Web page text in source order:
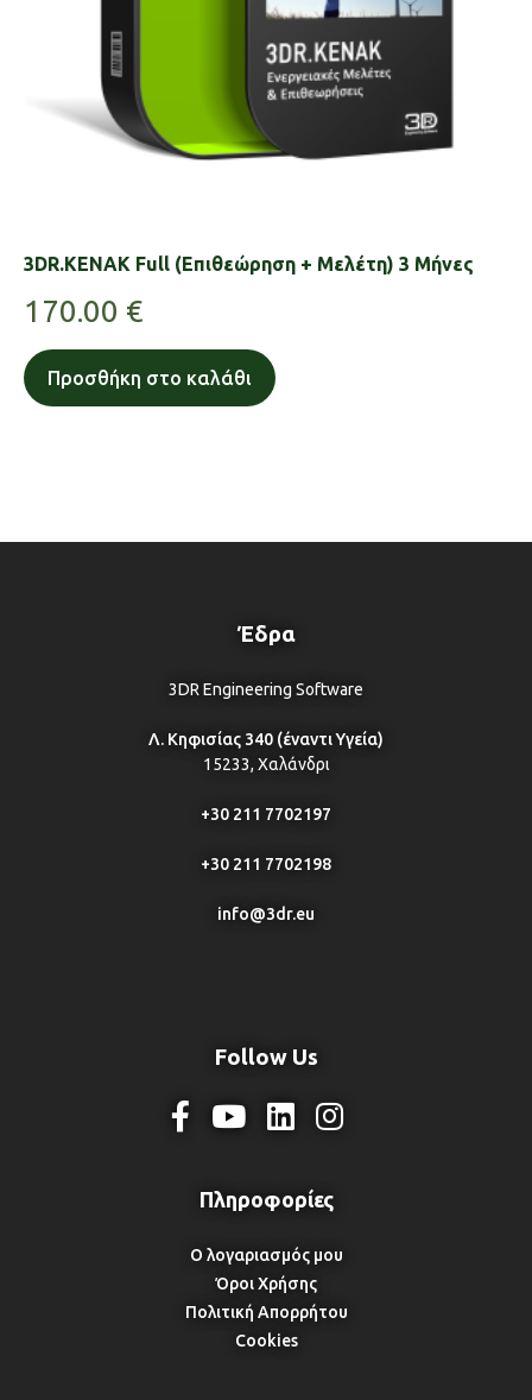
3DR.KENAK Full (Επιθεώρηση + Μελέτη) 3 Μήνες
170.00 €
Προσθήκη στο καλάθι
Έδρα
3DR Engineering Software
Λ. Κηφισίας 340 (έναντι Υγεία)
15233, Χαλάνδρι
+30 211 7702197
+30 211 7702198
info@3dr.eu
Follow Us
Ο λογαριασμός μου
Όροι Χρήσης
Πολιτική Απορρήτου
Cookies